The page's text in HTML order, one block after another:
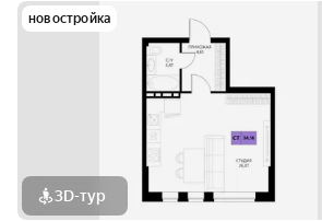
новостройка
3D-тур